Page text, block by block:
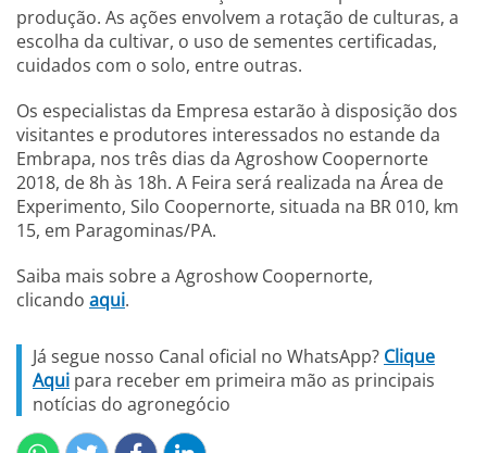
produção. As ações envolvem a rotação de culturas, a
escolha da cultivar, o uso de sementes certificadas,
cuidados com o solo, entre outras.
Os especialistas da Empresa estarão à disposição dos
visitantes e produtores interessados no estande da
Embrapa, nos três dias da Agroshow Coopernorte
2018, de 8h às 18h. A Feira será realizada na Área de
Experimento, Silo Coopernorte, situada na BR 010, km
15, em Paragominas/PA.
Saiba mais sobre a Agroshow Coopernorte,
clicando aqui.
Já segue nosso Canal oficial no WhatsApp? Clique
Aqui para receber em primeira mão as principais
notícias do agronegócio